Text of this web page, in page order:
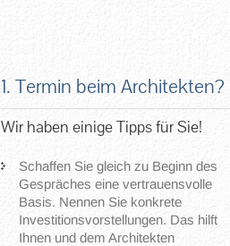
1. Termin beim Architekten?
Wir haben einige Tipps für Sie!
Schaffen Sie gleich zu Beginn des
Gespräches eine vertrauensvolle
Basis. Nennen Sie konkrete
Investitionsvorstellungen. Das hilft
Ihnen und dem Architekten